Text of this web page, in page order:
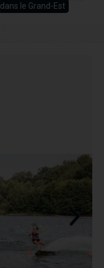
dans le Grand-Est